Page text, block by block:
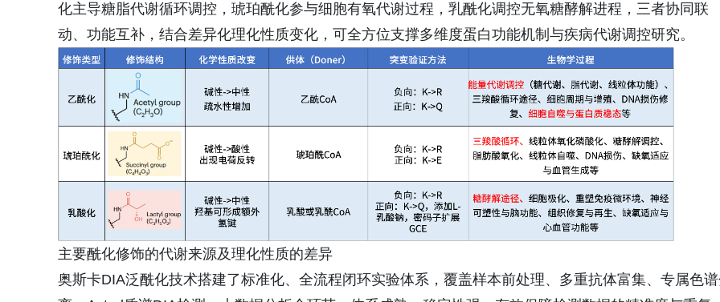
化主导糖脂代谢循环调控，琥珀酰化参与细胞有氧代谢过程，乳酰化调控无氧糖酵解进程，三者协同联
动、功能互补，结合差异化理化性质变化，可全方位支撑多维度蛋白功能机制与疾病代谢调控研究。
主要酰化修饰的代谢来源及理化性质的差异
奥斯卡DIA泛酰化技术搭建了标准化、全流程闭环实验体系，覆盖样本前处理、多重抗体富集、专属色